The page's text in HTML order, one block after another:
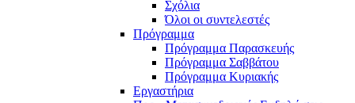
Σχόλια
Όλοι οι συντελεστές
Πρόγραμμα
Πρόγραμμα Παρασκευής
Πρόγραμμα Σαββάτου
Πρόγραμμα Κυριακής
Εργαστήρια